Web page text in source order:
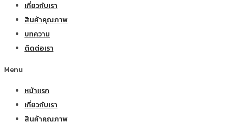
เกี่ยวกับเรา
สินค้าคุณภาพ
บทความ
ติดต่อเรา
Menu
หน้าแรก
เกี่ยวกับเรา
สินค้าคุณภาพ